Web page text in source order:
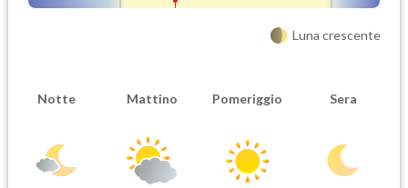
Luna crescente
Notte Mattino Pomeriggio Sera